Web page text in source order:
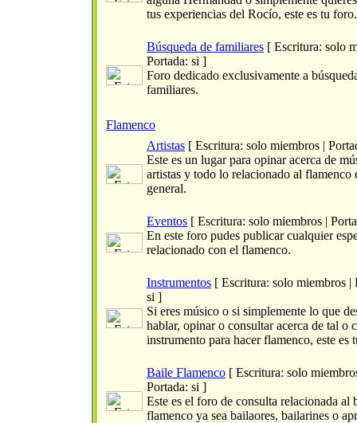
tus experiencias del Rocío, este es tu foro.
Búsqueda de familiares [ Escritura: solo
Portada: si ]
Foro dedicado exclusivamente a
familiares.
Flamenco
Artistas [ Escritura: solo miembros |
Este es un lugar para opinar acerca de
artistas y todo lo relacionado al flamenco
general.
Eventos [ Escritura: solo miembros |
En este foro pudes publicar cualquier
relacionado con el flamenco.
Instrumentos [ Escritura: solo miembros |
si ]
Si eres músico o si simplemente lo que
hablar, opinar o consultar acerca de tal o
instrumento para hacer flamenco, este es
Baile Flamenco [ Escritura: solo
Portada: si ]
Este es el foro de consulta relacionada al
flamenco ya sea bailaores, bailarines o